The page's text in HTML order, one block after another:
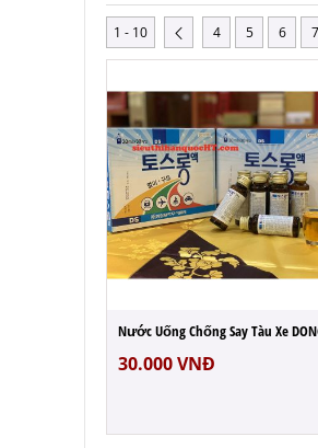
1 - 10 4 5 6 7
30.000VNĐ